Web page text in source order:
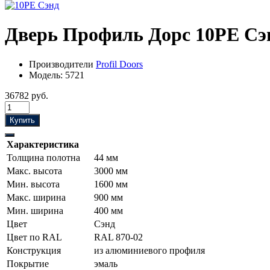
Дверь Профиль Дорс 10PE
Производители Profil Doors
Модель: 5721
36782 руб.
Купить
Характеристика
Толщина полотна
44 мм
Макс. высота
3000 мм
Мин. высота
1600 мм
Макс. ширина
900 мм
Мин. ширина
400 мм
Цвет
Сэнд
Цвет по RAL
RAL 870-02
Конструкция
из алюминиевого профиля
Покрытие
эмаль